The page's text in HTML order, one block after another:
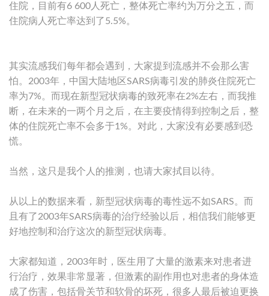
住院，目前有6 600人死亡，整体死亡率约为万分之五，而
住院病人死亡率达到了5.5%。
其实流感我们每年都会遇到，大家提到流感并不会那么害
怕。2003年，中国大陆地区SARS病毒引发的肺炎住院死亡
率为7%。而现在新型冠状病毒的致死率在2%左右，而我推
断，在未来的一两个月之后，在主要疫情得到控制之后，整
体的住院死亡率不会多于1%。对此，大家没有必要感到恐
慌。
当然，这只是我个人的推测，也请大家拭目以待。
从以上的数据来看，新型冠状病毒的毒性远不如SARS。而
且有了2003年SARS病毒的治疗经验以后，相信我们能够更
好地控制和治疗这次的新型冠状病毒。
大家都知道，2003年时，医生用了大量的激素来对患者进
行治疗，效果非常显著，但激素的副作用也对患者的身体造
成了伤害，包括骨关节和软骨的坏死，很多人最后被迫更换